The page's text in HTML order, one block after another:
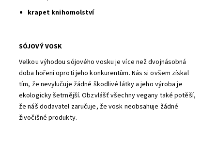
krapet knihomolství
SÓJOVÝ VOSK
Velkou výhodou sójového vosku je více než dvojnásobná
doba hoření oproti jeho konkurentům. Nás si ovšem získal
tím, že nevylučuje žádné škodlivé látky a jeho výroba je
ekologicky šetrnější. Obzvlášť všechny vegany také potěší,
že náš dodavatel zaručuje, že vosk neobsahuje žádné
živočišné produkty.